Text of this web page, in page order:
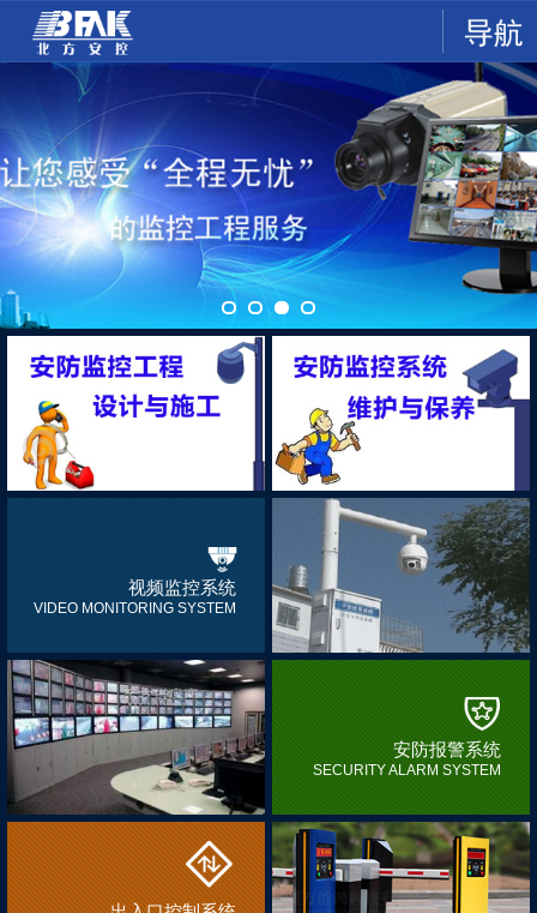
视频监控系统
VIDEO MONITORING SYSTEM
安防报警系统
SECURITY ALARM SYSTEM